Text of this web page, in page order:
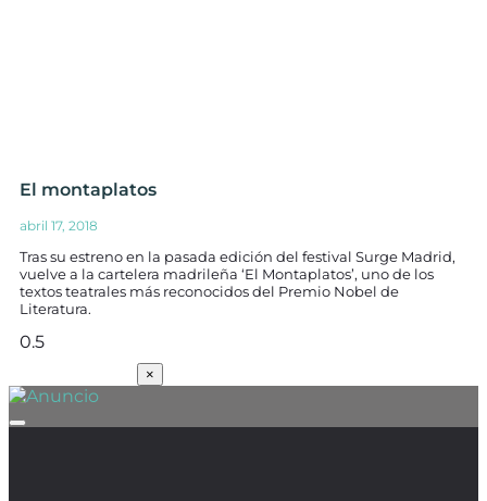
El montaplatos
abril 17, 2018
Tras su estreno en la pasada edición del festival Surge Madrid,
vuelve a la cartelera madrileña ‘El Montaplatos’, uno de los
textos teatrales más reconocidos del Premio Nobel de
Literatura.
×